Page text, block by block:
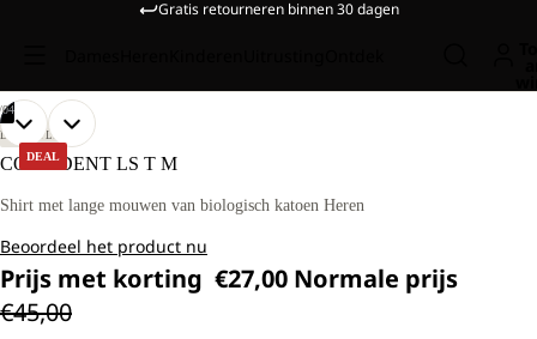
Gratis retourneren binnen 30 dagen
DEAL
ONS
MODEL
IS
CM
EN
DRAAGT
MAAT
L
04
AFBEELDING
OPENEN
VOLLEDIG
ONS
MODEL
IS
CM
EN
DRAAGT
MAAT
L
AFBEELDING
OPENEN
VOLLEDIG
AFBEELDING
OPENEN
VOLLEDIG
AFBEELDING
OPENEN
VOLLEDIG
LIFESTYLE
CONFIDENT LS T M
Shirt met lange mouwen van biologisch katoen Heren
Beoordeel het product nu
Prijs met korting €27,00 Normale prijs
€45,00